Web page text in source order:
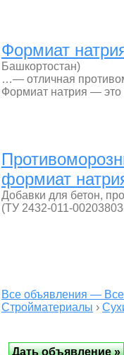
Формиат
Башкортостан)
…— отличная
Формиат натрия — это
формиат
Добавки для бетон,
(ТУ 2432-011-
Все объявления — Все
Стройматериалы ›